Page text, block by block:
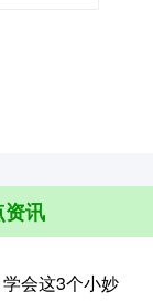
讯
会这3个小妙